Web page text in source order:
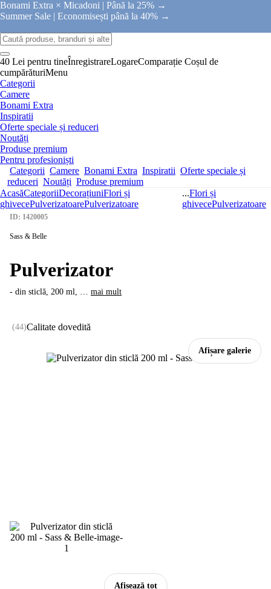
Bonami Extra × Micadoni | Până la 25% →
Summer Sale | Economisești până la 40% →
40 Lei pentru tineÎnregistrareLogareComparație Coșul de
cumpărăturiMenu
Categorii
Camere
Bonami Extra
Inspiratii
Oferte speciale și reduceri
Noutăți
Produse premium
Pentru profesioniști
Categorii Camere Bonami Extra Inspiratii Oferte speciale și
reduceri Noutăți Produse premium
AcasăCategoriiDecorațiuniFlori și
ghivecePulverizatoarePulverizatoare
...Flori și
ghivecePulverizatoare
Afișare galerie
Afișează tot
ID: 1420005
Sass & Belle
Pulverizator
- din sticlă, 200 ml, … mai mult
(44)Calitate dovedită